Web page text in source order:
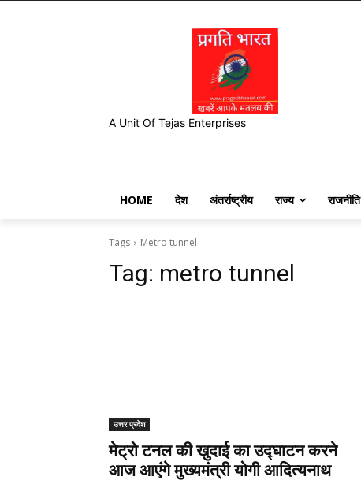
A Unit Of Tejas Enterprises
HOME देश अंतर्राष्ट्रीय राज्य राजनीति
Tags Metro tunnel
Tag: metro tunnel
उत्तर प्रदेश
मेट्रो टनल की खुदाई का उद्घाटन करने
आज आएंगे मुख्यमंत्री योगी आदित्यनाथ